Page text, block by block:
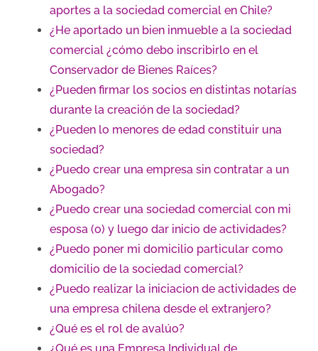
aportes a la sociedad comercial en Chile?
¿He aportado un bien inmueble a la sociedad
comercial ¿cómo debo inscribirlo en el
Conservador de Bienes Raíces?
¿Pueden firmar los socios en distintas notarías
durante la creación de la sociedad?
¿Pueden lo menores de edad constituir una
sociedad?
¿Puedo crear una empresa sin contratar a un
Abogado?
¿Puedo crear una sociedad comercial con mi
esposa (o) y luego dar inicio de actividades?
¿Puedo poner mi domicilio particular como
domicilio de la sociedad comercial?
¿Puedo realizar la iniciacion de actividades de
una empresa chilena desde el extranjero?
¿Qué es el rol de avalúo?